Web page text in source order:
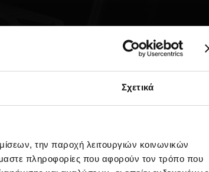
Σχετικά
την παροχή λειτουργιών κοινωνικών
πληροφορίες που αφορούν τον τρόπο που